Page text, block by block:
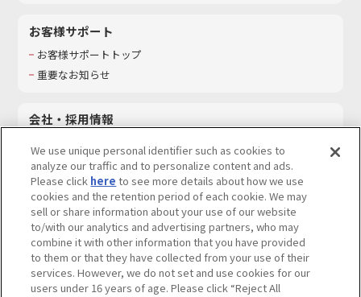
お客様サポート
お客様サポートトップ
重要なお知らせ
会社・採用情報
採用情報
サステナビリティ
お問い合わせ
ウェブサイトご利用条件 ソーシャルメディアポリシー
We use unique personal identifier such as cookies to
analyze our traffic and to personalize content and ads.
Please click here to see more details about how we use
cookies and the retention period of each cookie. We may
sell or share information about your use of our website
to/with our analytics and advertising partners, who may
combine it with other information that you have provided
to them or that they have collected from your use of their
services. However, we do not set and use cookies for our
users under 16 years of age. Please click “Reject All